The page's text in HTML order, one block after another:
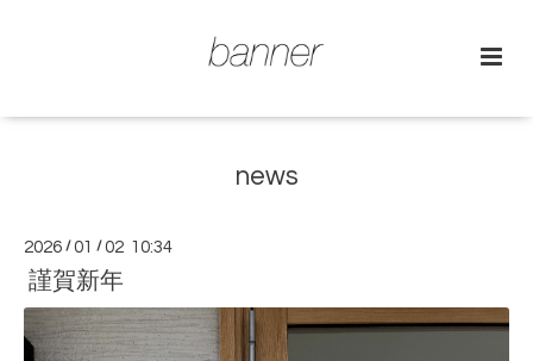
news
2026 /01 /02 10:34
謹賀新年